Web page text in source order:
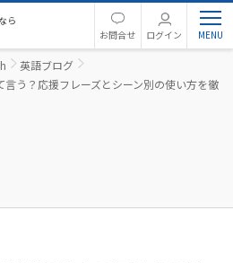
ら
お問合せ ログイン
英語ブログ
言う？応援フレーズとシーン別の使い方を徹